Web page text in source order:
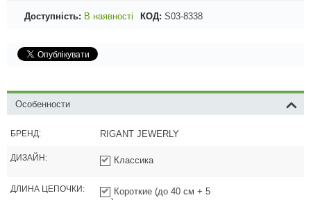
Доступність: В наявності КОД: S03-8338
Особенности
БРЕНД: RIGANT JEWERLY
ДИЗАЙН: Классика
ДЛИНА ЦЕПОЧКИ:
Короткие (до 40 см + 5